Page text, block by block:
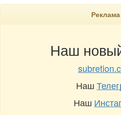
Реклама
Наш
Наш
Наш